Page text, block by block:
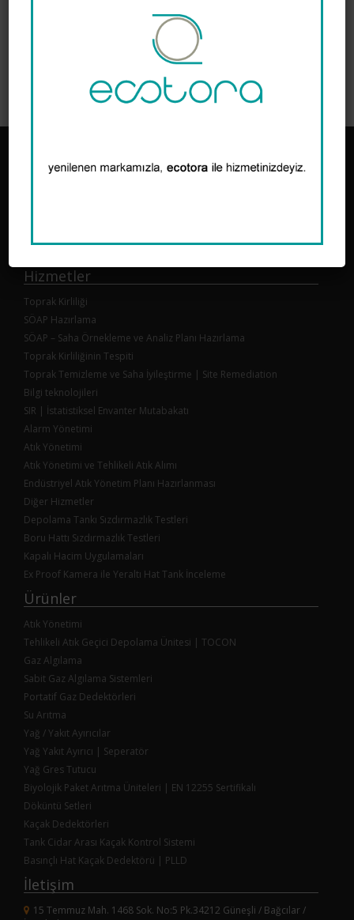
Gözlem Kuyusu Hidrokarbon Sensörleri
Oto Yıkama Su Geri Dönüşüm Sistemleri
iyileştirilmesi/temizlenmesi, atık yönetimi ve çevresel ekipman
Hizmetler
Toprak Kirliliği
SÖAP Hazırlama
SÖAP – Saha Örnekleme ve Analiz Planı Hazırlama
Toprak Kirliliğinin Tespiti
Toprak Temizleme ve Saha İyileştirme | Site Remediation
Bilgi teknolojileri
SIR | İstatistiksel Envanter Mutabakatı
Alarm Yönetimi
Atık Yönetimi
Atık Yönetimi ve Tehlikeli Atık Alımı
Endüstriyel Atık Yönetim Planı Hazırlanması
Diğer Hizmetler
Depolama Tankı Sızdırmazlık Testleri
Boru Hattı Sızdırmazlık Testleri
Kapalı Hacim Uygulamaları
Ex Proof Kamera ile Yeraltı Hat Tank İnceleme
Ürünler
Atık Yönetimi
Tehlikeli Atık Geçici Depolama Ünitesi | TOCON
Gaz Algılama
Sabit Gaz Algılama Sistemleri
Portatif Gaz Dedektörleri
Su Arıtma
Yağ / Yakıt Ayırıcılar
Yağ Yakıt Ayırıcı | Seperatör
Yağ Gres Tutucu
Biyolojik Paket Arıtma Üniteleri | EN 12255 Sertifikalı
Döküntü Setleri
Kaçak Dedektörleri
Tank Cidar Arası Kaçak Kontrol Sistemi
Basınçlı Hat Kaçak Dedektörü | PLLD
İletişim
15 Temmuz Mah. 1468 Sok. No:5 Pk.34212 Güneşli / Bağcılar /